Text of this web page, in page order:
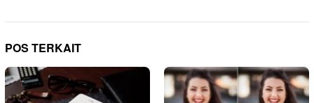
POS TERKAIT